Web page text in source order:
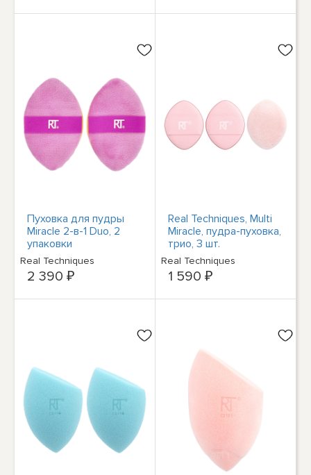
Пуховка для пудры
Miracle 2-в-1 Duo, 2
упаковки
Real Techniques
2 390 ₽
Real Techniques, Multi
Miracle, пудра-пуховка,
трио, 3 шт.
Real Techniques
1 590 ₽